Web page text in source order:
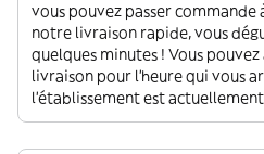
vous pouvez passer
notre livraison rapide, vous
quelques minutes ! Vous
livraison pour l'heure qui vous
l'établissement est